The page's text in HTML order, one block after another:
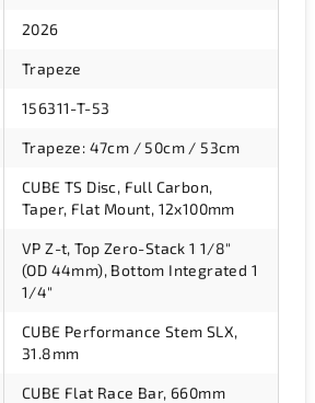
2026
Trapeze
156311-T-53
Trapeze: 47cm / 50cm / 53cm
CUBE TS Disc, Full Carbon,
Taper, Flat Mount, 12x100mm
VP Z-t, Top Zero-Stack 1 1/8"
(OD 44mm), Bottom Integrated 1
1/4"
CUBE Performance Stem SLX,
31.8mm
CUBE Flat Race Bar, 660mm